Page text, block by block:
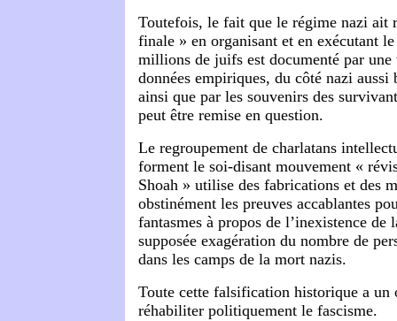
Toutefois, le fait que le régime nazi ait
finale » en organisant et en exécutant
millions de juifs est documenté par une
données empiriques, du côté nazi
ainsi que par les souvenirs des
peut être remise en question.
Le regroupement de charlatans
forment le soi-disant mouvement «
Shoah » utilise des fabrications et des
obstinément les preuves accablantes
fantasmes à propos de l’inexistence de
supposée exagération du nombre de
dans les camps de la mort nazis.
Toute cette falsification historique a
réhabiliter politiquement le fascisme.